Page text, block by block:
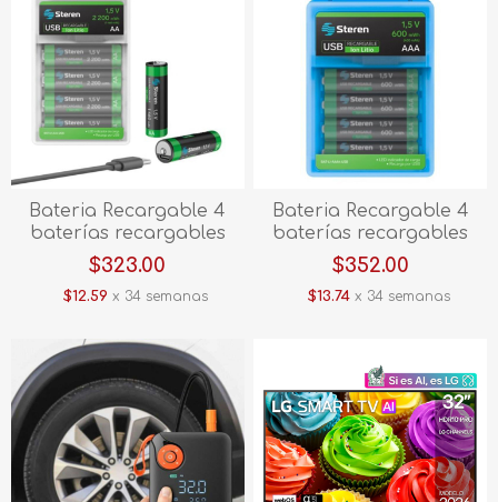
Bateria Recargable 4
baterías recargables
USB Li-Ion tipo AA, de
2200 mWh BAT-LI-AA4
USB
$323.00
$12.59 x 34 semanas
Bateria Recargable 4
baterías recargables
USB Li-Ion tipo AAA, de
600 mWh BAT-LI-AAA4
USB
$352.00
$13.74x 34 semanas